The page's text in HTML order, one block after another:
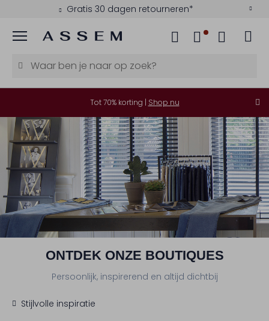
Gratis 30 dagen retourneren*
Menu
Tot 70% korting | Shop nu
ONTDEK ONZE BOUTIQUES
Persoonlijk, inspirerend en altijd dichtbij
Stijlvolle inspiratie